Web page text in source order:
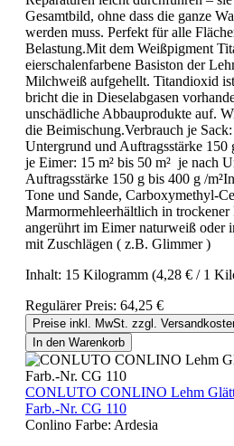
Gesamtbild, ohne dass die ganze
werden muss. Perfekt für alle
Belastung.Mit dem Weißpigment
eierschalenfarbene Basiston der
Milchweiß aufgehellt. Titandioxid
bricht die in Dieselabgasen
unschädliche Abbauprodukte auf.
die Beimischung.Verbrauch je
Untergrund und Auftragsstärke 150
je Eimer: 15 m² bis 50 m² je nach
Auftragsstärke 150 g bis 400 g /
Tone und Sande, Carboxymethyl-
Marmormehleerhältlich in
angerührt im Eimer naturweiß oder
mit Zuschlägen ( z.B. Glimmer )
Inhalt: 15 Kilogramm (4,28 € / 1
Regulärer Preis: 64,25 €
Preise inkl. MwSt. zzgl.
In den Warenkorb
CONLUTO CONLINO Lehm
Farb.-Nr. CG 110
Conlino Farbe: Ardesia